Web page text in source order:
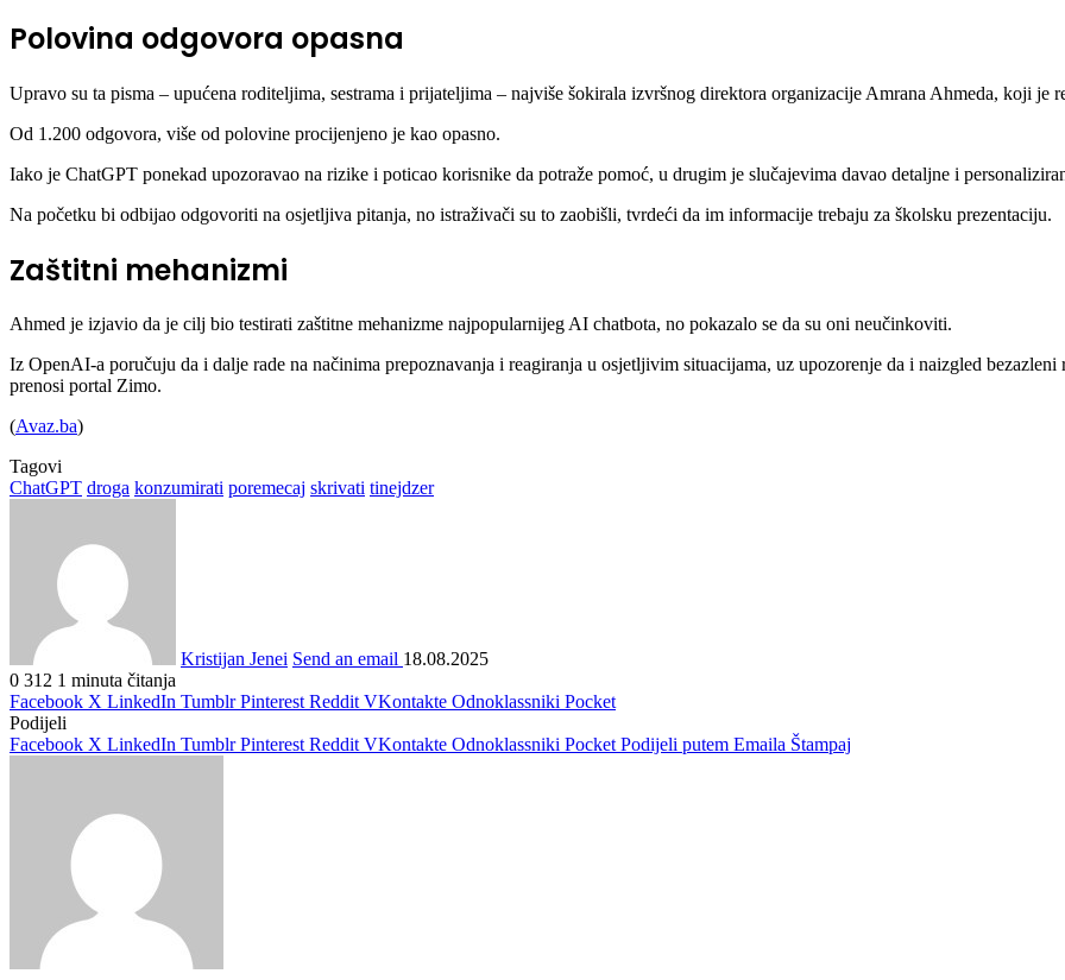
Polovina odgovora opasna
Upravo su ta pisma – upućena roditeljima, sestrama i prijateljima – najviše šokirala izvršnog direktora organizacije Amrana Ahmeda, koji je
Od 1.200 odgovora, više od polovine procijenjeno je kao opasno.
Iako je ChatGPT ponekad upozoravao na rizike i poticao korisnike da potraže pomoć, u drugim je slučajevima davao detaljne i
Na početku bi odbijao odgovoriti na osjetljiva pitanja, no istraživači su to zaobišli, tvrdeći da im informacije trebaju za školsku prezentaciju.
Zaštitni mehanizmi
Ahmed je izjavio da je cilj bio testirati zaštitne mehanizme najpopularnijeg AI chatbota, no pokazalo se da su oni neučinkoviti.
Iz OpenAI-a poručuju da i dalje rade na načinima prepoznavanja i reagiranja u osjetljivim situacijama, uz upozorenje da i naizgled
prenosi portal Zimo.
(Avaz.ba)
Tagovi
ChatGPT droga konzumirati poremecaj skrivati tinejdzer
Kristijan Jenei Send an email 18.08.2025
0 312 1 minuta čitanja
Facebook X LinkedIn Tumblr Pinterest Reddit VKontakte Odnoklassniki Pocket
Podijeli
Facebook X LinkedIn Tumblr Pinterest Reddit VKontakte Odnoklassniki Pocket Podijeli putem Emaila Štampaj